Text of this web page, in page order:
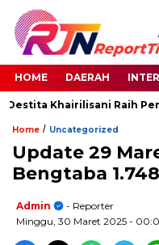
HOME DAERAH
Khairilisani Raih
Home / Uncategorized
Update 29
Bengtaba
Admin
- Reporter
Minggu, 30 Maret 2025 -